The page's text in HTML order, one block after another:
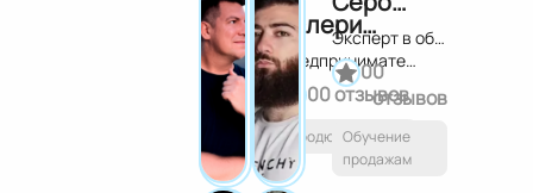
Валерий Глушков
Предприниматель, продюсер
00 отзывов
Продюсирование
Эксперт в области товарного бизнеса и дропшиппинга
00
отзывов
Обучение
продажам